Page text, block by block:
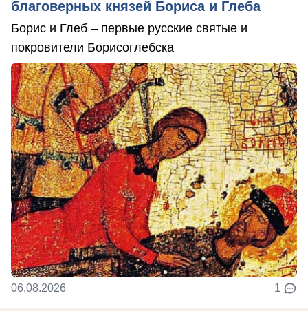
благоверных князей Бориса и Глеба
Борис и Глеб – первые русские святые и
покровители Борисоглебска
06.08.2026 1